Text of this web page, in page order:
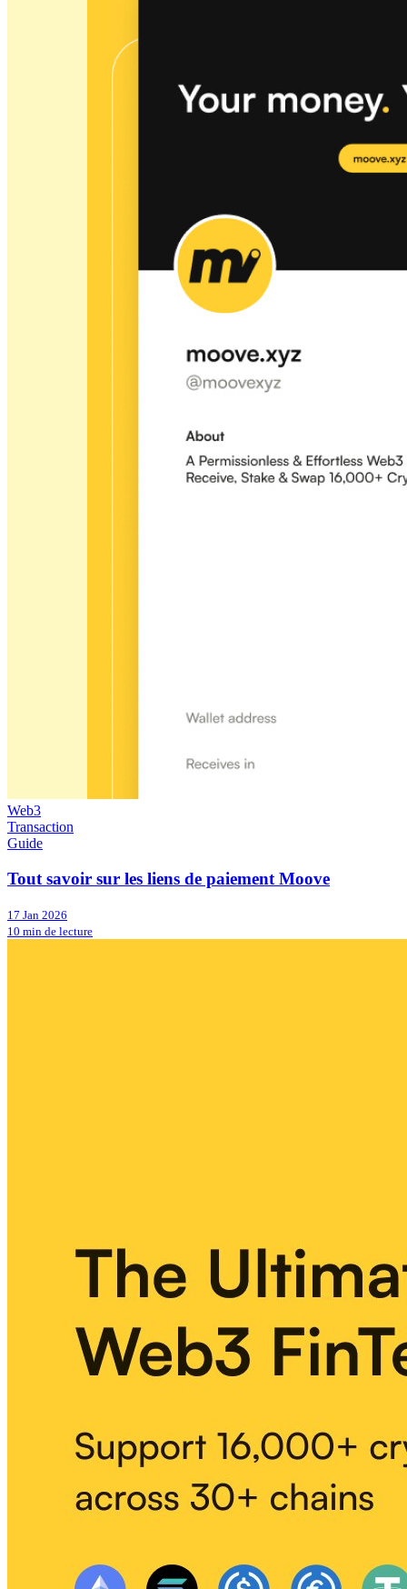
Web3
Transaction
Guide
Tout savoir sur les liens de paiement Moove
17 Jan 2026
10 min de lecture